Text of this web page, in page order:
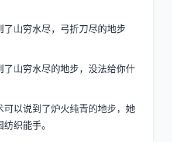
了山穷水尽，弓折刀尽的地步
了山穷水尽的地步，没法给你什
可以说到了炉火纯青的地步，她
织能手。